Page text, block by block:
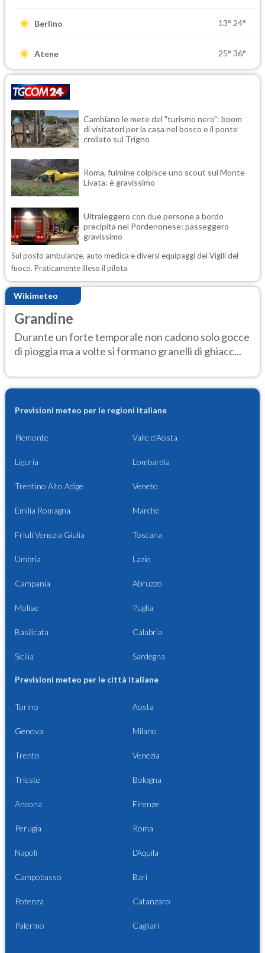
Berlino 13° 24°
Atene 25° 36°
Cambiano le mete del "turismo nero": boom
di visitatori per la casa nel bosco e il ponte
crollato sul Trigno
Roma, fulmine colpisce uno scout sul Monte
Livata: è gravissimo
Ultraleggero con due persone a bordo
precipita nel Pordenonese: passeggero
gravissimo
Sul posto ambulanze, auto medica e diversi equipaggi dei Vigili del
fuoco. Praticamente illeso il pilota
Wikimeteo
Grandine
Durante un forte temporale non cadono solo gocce
di pioggia ma a volte si formano granelli di ghiacc...
Previsioni meteo per le regioni italiane
Piemonte Valle d'Aosta
Liguria Lombardia
Trentino Alto Adige Veneto
Emilia Romagna Marche
Friuli Venezia Giulia Toscana
Umbria Lazio
Campania Abruzzo
Molise Puglia
Basilicata Calabria
Sicilia Sardegna
Previsioni meteo per le città italiane
Torino Aosta
Genova Milano
Trento Venezia
Trieste Bologna
Ancona Firenze
Perugia Roma
Napoli L'Aquila
Campobasso Bari
Potenza Catanzaro
Palermo Cagliari